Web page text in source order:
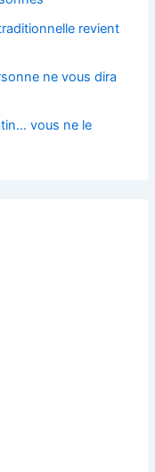
revient
ne vous dira
vous ne le